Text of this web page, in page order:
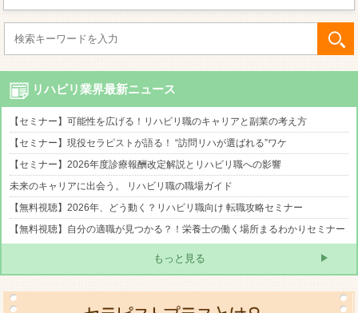
リハビリ業界最新ニュース
【セミナー】可能性を広げる！リハビリ職のキャリアと副業の考え方
【セミナー】現役セラピストが語る！ “訪問リハが選ばれる”ワケ
【セミナー】2026年度診療報酬改定解説とリハビリ職への影響
未来のキャリアに出会う。 リハビリ職の職場ガイド
【無料視聴】2026年、どう動く？リハビリ職向け 転職攻略セミナー
【無料視聴】自分の適職が見つかる？！栄養士の働く場所まるわかりセミナー
もっと見る